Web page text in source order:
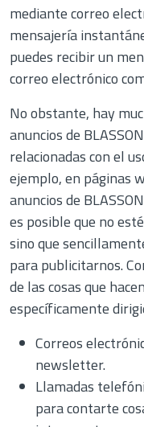
mediante correo
mensajería
puedes recibir un
correo electrónico
No obstante, hay
anuncios de
relacionadas con el
ejemplo, en páginas
anuncios de
es posible que no
sino que
para publicitarnos.
de las cosas que
específicamente
Correos
newsletter.
Llamadas
para contarte